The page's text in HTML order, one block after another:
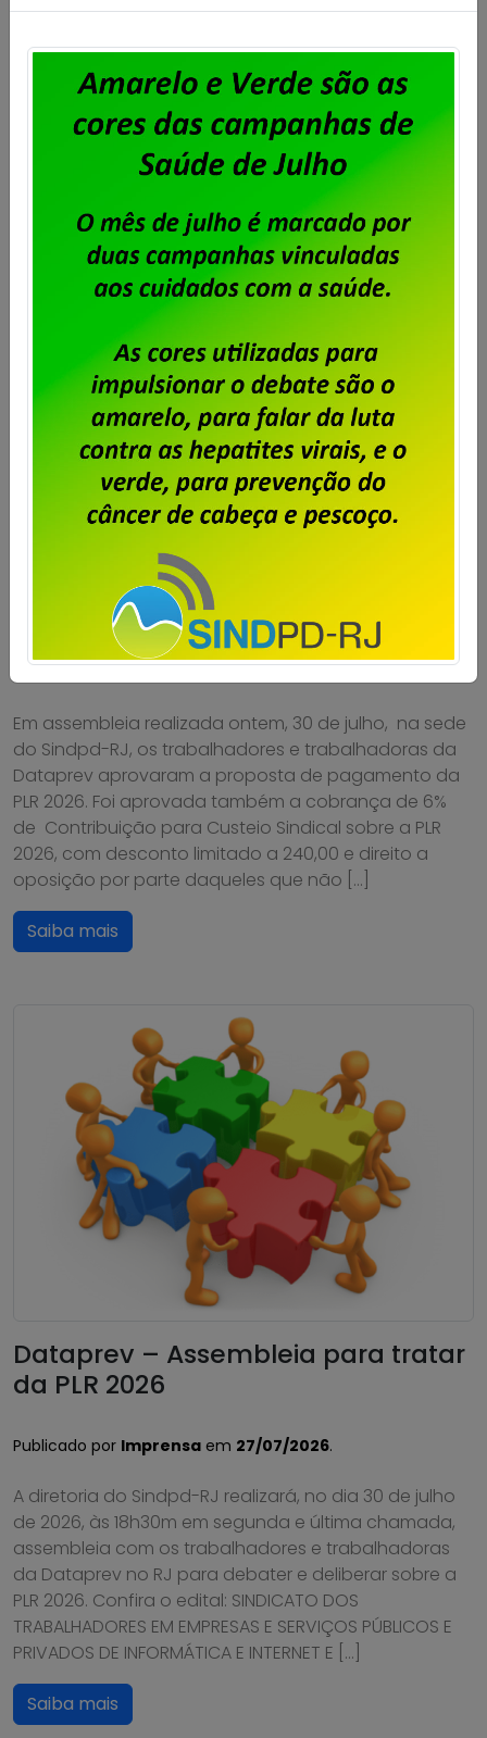
cobrada a Contribuição para Custeio Sindical,
conforme aprovado em assembleia. O desconto
previsto é de 50% de um único dia de salário vigente
do trabalhador, conforme a cláusula “54ª –
Contribuição Para Custeio Sindical” […]
Dataprev: trabalhadores do RJ
aprovam proposta da PLR 2026
Em assembleia realizada ontem, 30 de julho, na sede
do Sindpd-RJ, os trabalhadores e trabalhadoras da
Dataprev aprovaram a proposta de pagamento da
PLR 2026. Foi aprovada também a cobrança de 6%
de Contribuição para Custeio Sindical sobre a PLR
2026, com desconto limitado a 240,00 e direito a
oposição por parte daqueles que não […]
Saiba mais
Dataprev – Assembleia para tratar
da PLR 2026
Publicado por Imprensa em 27/07/2026.
A diretoria do Sindpd-RJ realizará, no dia 30 de julho
de 2026, às 18h30m em segunda e última chamada,
assembleia com os trabalhadores e trabalhadoras
da Dataprev no RJ para debater e deliberar sobre a
PLR 2026. Confira o edital: SINDICATO DOS
TRABALHADORES EM EMPRESAS E SERVIÇOS PÚBLICOS E
PRIVADOS DE INFORMÁTICA E INTERNET E […]
Saiba mais